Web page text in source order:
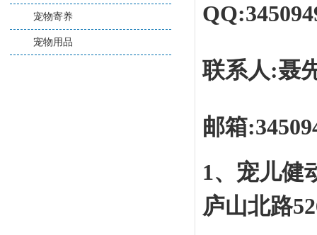
宠物寄养
宠物用品
联系人:聂
邮箱
1、宠儿健
庐山北路